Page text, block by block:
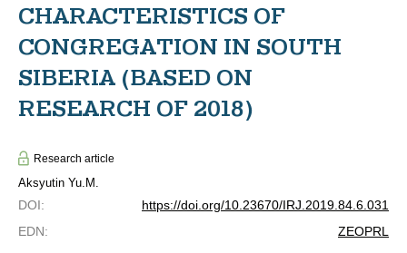
CHARACTERISTICS OF
CONGREGATION IN SOUTH
SIBERIA (BASED ON
RESEARCH OF 2018)
Research article
Aksyutin Yu.M.
DOI:
https://doi.org/10.23670/IRJ.2019.84.6.031
EDN: ZEOPRL